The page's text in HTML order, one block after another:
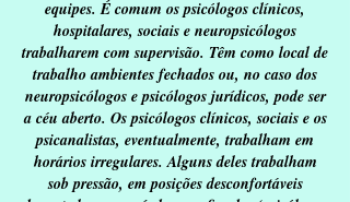
equipes. É comum os psicólogos clínicos,
hospitalares, sociais e neuropsicólogos
trabalharem com supervisão. Têm como local de
trabalho ambientes fechados ou, no caso dos
neuropsicólogos e psicólogos jurídicos, pode ser
a céu aberto. Os psicólogos clínicos, sociais e os
psicanalistas, eventualmente, trabalham em
horários irregulares. Alguns deles trabalham
sob pressão, em posições desconfortáveis